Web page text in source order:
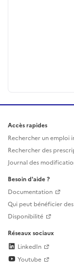
Accès rapides
Rechercher un emploi
Rechercher des
Journal des
Besoin d'aide ?
Documentation
Qui peut bénéficier
Disponibilité
Réseaux sociaux
LinkedIn
Youtube